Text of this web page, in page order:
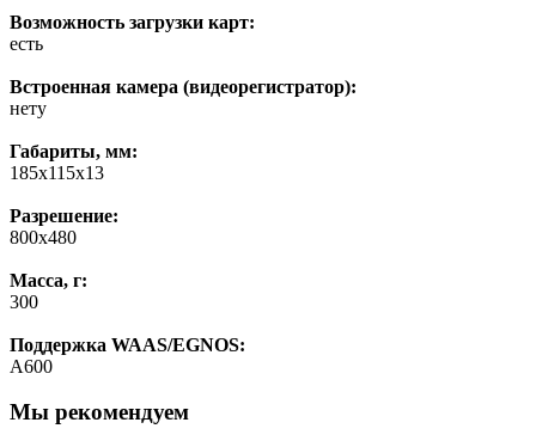
Возможность загрузки карт:
есть
Встроенная камера (видеорегистратор):
нету
Габариты, мм:
185x115x13
Разрешение:
800х480
Масса, г:
300
Поддержка WAAS/EGNOS:
A600
Мы рекомендуем